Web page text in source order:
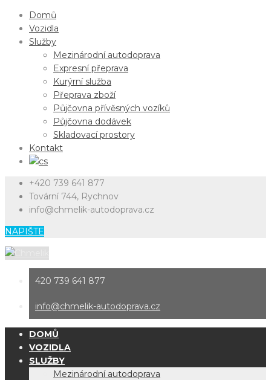
Domů
Vozidla
Služby
Mezinárodní autodoprava
Expresní přeprava
Kurýrní služba
Přeprava zboží
Půjčovna přívěsných vozíků
Půjčovna dodávek
Skladovací prostory
Kontakt
+420 739 641 877
Tovární 744, Rychnov
info@chmelik-autodoprava.cz
NAPIŠTE
420 739 641 877
info@chmelik-autodoprava.cz
DOMŮ
VOZIDLA
SLUŽBY
Mezinárodní autodoprava